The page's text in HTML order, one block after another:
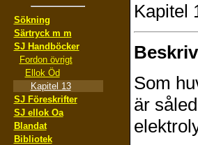
Sökning
Särtryck m m
SJ Handböcker
Fordon övrigt
Ellok Öd
Kapitel 13
SJ Föreskrifter
SJ ellok Oa
Blandat
Bibliotek
Kapitel
Som
är